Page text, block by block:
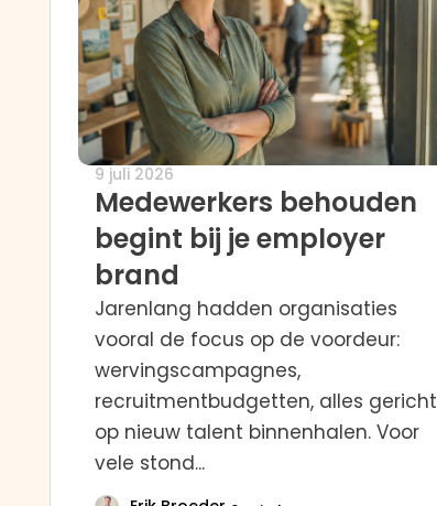
9 juli 2026
Medewerkers behouden
begint bij je employer
brand
Jarenlang hadden organisaties
vooral de focus op de voordeur:
wervingscampagnes,
recruitmentbudgetten, alles gericht
op nieuw talent binnenhalen. Voor
vele stond...